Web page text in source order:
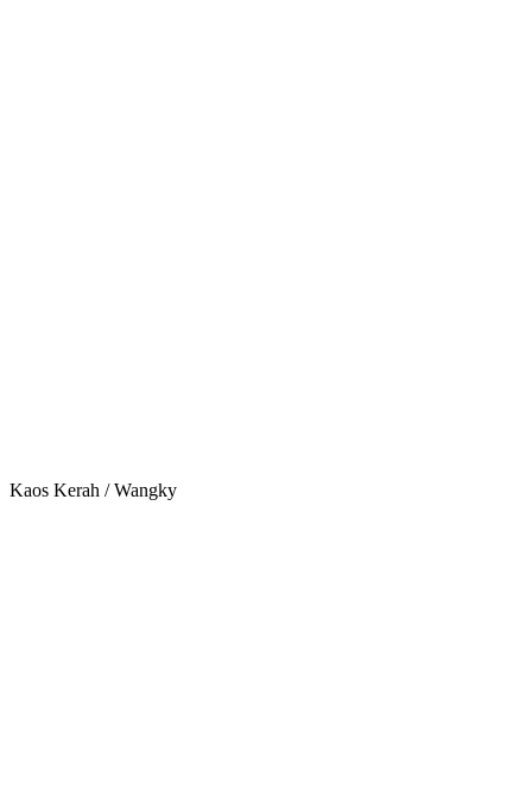
Kaos Kerah / Wangky